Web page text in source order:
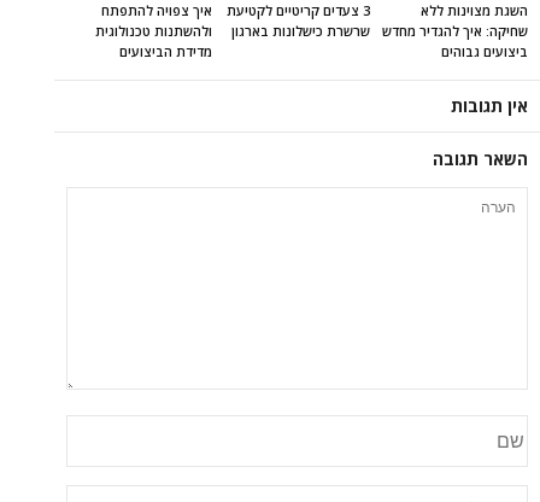
איך צפויה להתפתח
ולהשתנות טכנולוגית
מדידת הביצועים
3 צעדים קריטיים לקטיעת
שרשרת כישלונות בארגון
השגת מצוינות ללא
שחיקה: איך להגדיר מחדש
ביצועים גבוהים
אין תגובות
השאר תגובה